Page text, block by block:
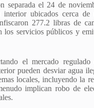
separada el 24 de
ubicados cerca
277.2 libras de
los servicios públicos y
el mercado
pueden desviar agua
locales, incluyendo la
implican robo de